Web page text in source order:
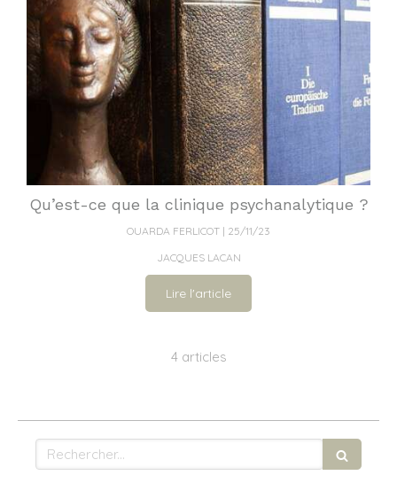
Qu’est-ce que la clinique psychanalytique ?
OUARDA FERLICOT
25/11/23
JACQUES LACAN
Lire l'article
4 articles
Rechercher